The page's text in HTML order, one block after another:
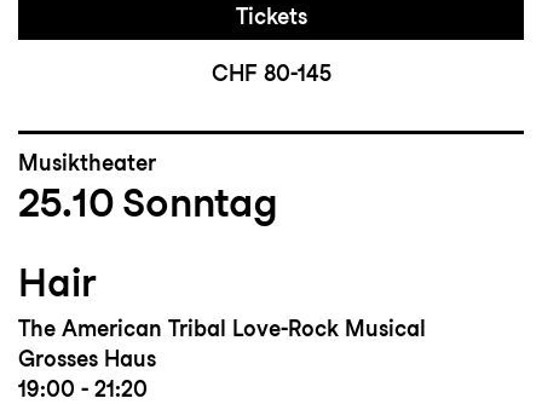
Tickets
CHF 80-145
Musiktheater
25.10 Sonntag
Hair
The American Tribal Love-Rock Musical
Grosses Haus
19:00 - 21:20